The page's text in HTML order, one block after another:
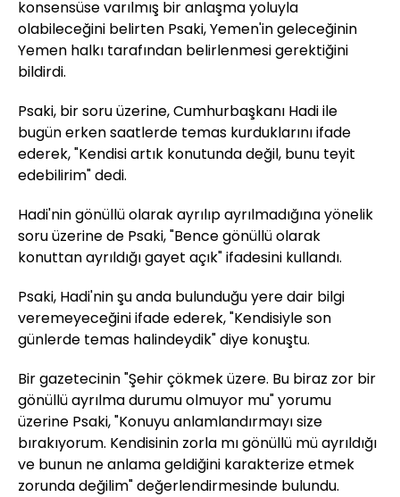
konsensüse varılmış bir anlaşma yoluyla
olabileceğini belirten Psaki, Yemen'in geleceğinin
Yemen halkı tarafından belirlenmesi gerektiğini
bildirdi.
Psaki, bir soru üzerine, Cumhurbaşkanı Hadi ile
bugün erken saatlerde temas kurduklarını ifade
ederek, "Kendisi artık konutunda değil, bunu teyit
edebilirim" dedi.
Hadi'nin gönüllü olarak ayrılıp ayrılmadığına yönelik
soru üzerine de Psaki, "Bence gönüllü olarak
konuttan ayrıldığı gayet açık" ifadesini kullandı.
Psaki, Hadi'nin şu anda bulunduğu yere dair bilgi
veremeyeceğini ifade ederek, "Kendisiyle son
günlerde temas halindeydik" diye konuştu.
Bir gazetecinin "Şehir çökmek üzere. Bu biraz zor bir
gönüllü ayrılma durumu olmuyor mu" yorumu
üzerine Psaki, "Konuyu anlamlandırmayı size
bırakıyorum. Kendisinin zorla mı gönüllü mü ayrıldığı
ve bunun ne anlama geldiğini karakterize etmek
zorunda değilim" değerlendirmesinde bulundu.